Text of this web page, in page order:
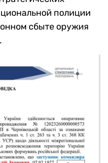
полиции
сбыте оружия